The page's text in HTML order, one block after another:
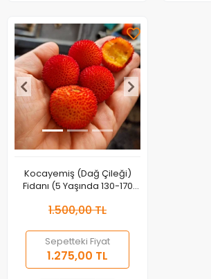
Kocayemiş (Dağ Çileği)
Fidanı (5 Yaşında 130-170
1.500,00 TL
Sepetteki Fiyat
1.275,00 TL